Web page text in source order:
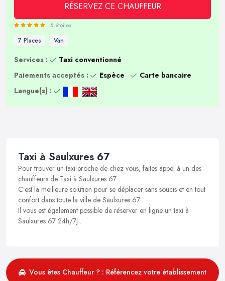
RÉSERVEZ CE CHAUFFEUR
5 étoiles
7 Places Van
Services :
Taxi conventionné
Paiements acceptés :
Espèce
Carte bancaire
Langue(s) :
Taxi à Saulxures 67
Pour trouver un taxi proche de chez vous, faites appel à un des
chauffeurs de Taxi à Saulxures 67 .
C’est la meilleure solution pour se déplacer sans soucis et en tout
confort dans toute la ville de Saulxures 67.
Il vous est également possible de réserver en ligne un taxi à
Saulxures 67 24h/7j .
Vous êtes Chauffeur ? : Référencez votre établissement